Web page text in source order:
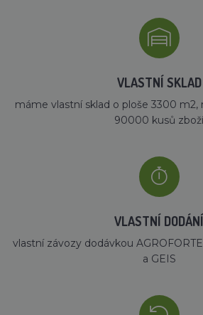
VLASTNÍ SKLAD
máme vlastní sklad o ploše 3300
90000 kusů zboží
VLASTNÍ DODÁNÍ
vlastní závozy dodávkou
a GEIS